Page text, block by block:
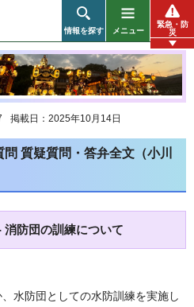
情報を探す メニュー
緊急・防
災
掲載日：2025年10月14日
質疑質問・答弁全文（小川
防団の訓練について
水防団としての水防訓練を実施し